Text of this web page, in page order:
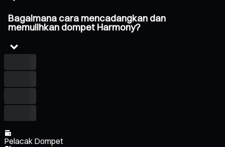
Bagaimana cara mencadangkan dan
memulihkan dompet Harmony?
Pelacak Dompet